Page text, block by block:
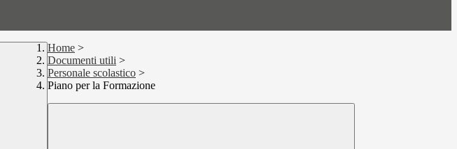
Home >
Documenti utili >
Personale scolastico >
Piano per la Formazione